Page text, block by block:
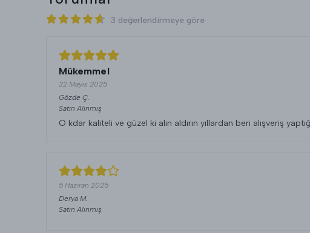
3 değerlendirmeye göre
Mükemmel
22 Mayıs 2025
Gözde Ç.
Satın Alınmış
O kdar kaliteli ve güzel ki alın aldırın yıllardan beri alışveriş
5 Haziran 2025
Derya M.
Satın Alınmış